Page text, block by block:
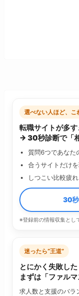
選べない人ほど、こ
転職サイトが多
→ 30秒診断で「
質問6つであなた
合うサイトだけ
しつこい比較疲
30
※登録前の情報収集とし
迷ったら“王道”
とにかく失敗し
まずは「ファル
求人数と支援のバラ